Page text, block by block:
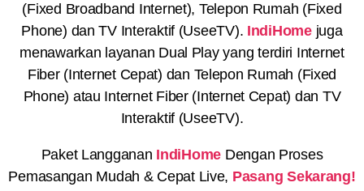
(Fixed Broadband Internet), Telepon Rumah (Fixed
Phone) dan TV Interaktif (UseeTV). IndiHomejuga
menawarkan layanan Dual Play yang terdiri Internet
Fiber (Internet Cepat) dan Telepon Rumah (Fixed
Phone) atau Internet Fiber (Internet Cepat) dan TV
Interaktif (UseeTV).
Paket Langganan IndiHome Dengan Proses
Pemasangan Mudah & Cepat Live, Pasang Sekarang!